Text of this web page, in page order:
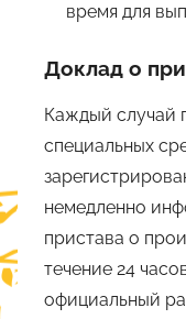
время для
Доклад о
Каждый случай
специальных
немедленно
пристава о
течение 24
официальный